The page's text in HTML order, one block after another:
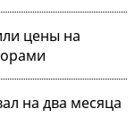
цены на
на два месяца